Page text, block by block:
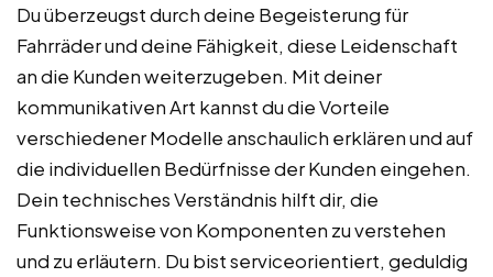
Du überzeugst durch deine Begeisterung für
Fahrräder und deine Fähigkeit, diese Leidenschaft
an die Kunden weiterzugeben. Mit deiner
kommunikativen Art kannst du die Vorteile
verschiedener Modelle anschaulich erklären und auf
die individuellen Bedürfnisse der Kunden eingehen.
Dein technisches Verständnis hilft dir, die
Funktionsweise von Komponenten zu verstehen
und zu erläutern. Du bist serviceorientiert, geduldig